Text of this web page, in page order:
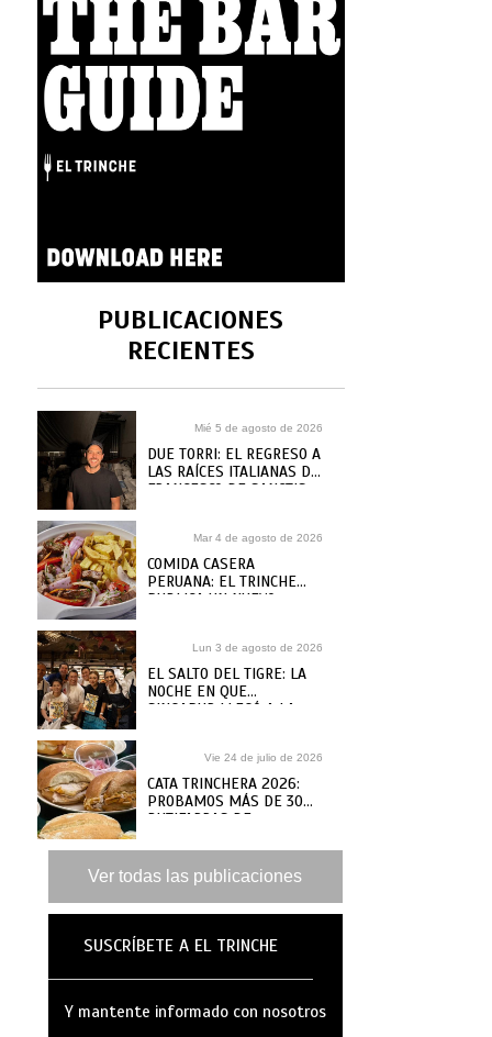
PUBLICACIONES
RECIENTES
Mié 5 de agosto de 2026
DUE TORRI: EL REGRESO A
LAS RAÍCES ITALIANAS DE
FRANCESCO DE SANCTIS
Mar 4 de agosto de 2026
COMIDA CASERA
PERUANA: EL TRINCHE
PUBLICA UN NUEVO
Lun 3 de agosto de 2026
EL SALTO DEL TIGRE: LA
NOCHE EN QUE
SINGAPUR LLEGÓ A LA
Vie 24 de julio de 2026
CATA TRINCHERA 2026:
PROBAMOS MÁS DE 30
BUTIFARRAS DE
DE ANTAÑO PARA ELEGIR
LAS MEJORES
Ver todas las publicaciones
SUSCRÍBETE A EL TRINCHE
Y mantente informado con nosotros